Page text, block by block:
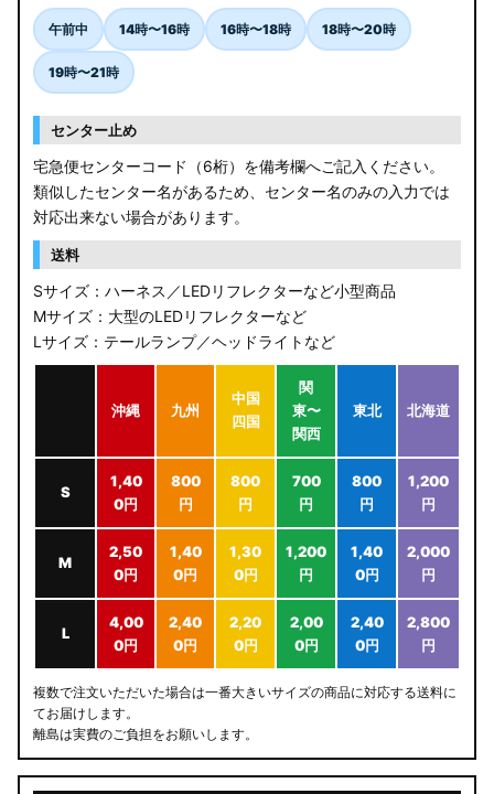
午前中 14時〜16時 16時〜18時 18時〜20時
19時〜21時
センター止め
宅急便センターコード（6桁）を備考欄へご記入ください。
類似したセンター名があるため、センター名のみの入力では
対応出来ない場合があります。
送料
Sサイズ：ハーネス／LEDリフレクターなど小型商品
Mサイズ：大型のLEDリフレクターなど
Lサイズ：テールランプ／ヘッドライトなど
沖縄 九州
中国
四国
関
東〜
関西
東北 北海道
S
1,40
0円
800
円
800
円
700
円
800
円
1,200
円
M
2,50
0円
1,40
0円
1,30
0円
1,200
円
1,40
0円
2,000
円
L
4,00
0円
2,40
0円
2,20
0円
2,00
0円
2,40
0円
2,800
円
複数で注文いただいた場合は一番大きいサイズの商品に対応する送料に
てお届けします。
離島は実費のご負担をお願いします。